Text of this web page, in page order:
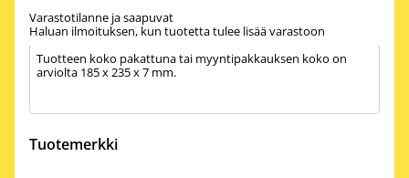
Varastotilanne ja saapuvat
Haluan ilmoituksen, kun tuotetta tulee lisää varastoon
Tuotteen koko pakattuna tai myyntipakkauksen koko on
arviolta 185 x 235 x 7 mm.
Tuotemerkki